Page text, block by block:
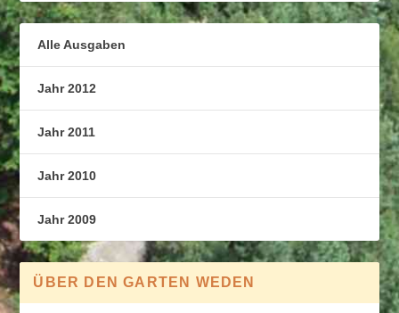
Alle Ausgaben
Jahr 2012
Jahr 2011
Jahr 2010
Jahr 2009
ÜBER DEN GARTEN WEDEN